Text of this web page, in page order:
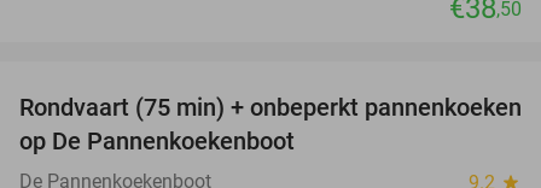
€38,50
30%
Rondvaart (75 min) + onbeperkt pannenkoeken
op De Pannenkoekenboot
De Pannenkoekenboot 9.2 star